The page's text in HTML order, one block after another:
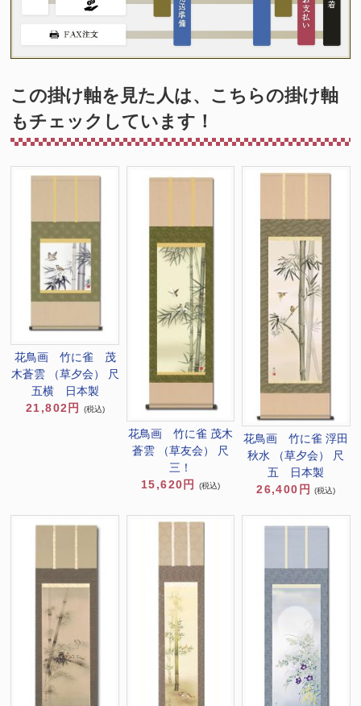
この掛け軸を見た人は、こちらの掛け軸
もチェックしています！
花鳥画 竹に雀 茂
木蒼雲 （草夕会） 尺
五横 日本製
21,802円
(税込)
花鳥画 竹に雀 茂木
蒼雲 （草友会） 尺
三！
15,620円
(税込)
花鳥画 竹に雀 浮田
秋水 （草夕会） 尺
五 日本製
26,400円
(税込)